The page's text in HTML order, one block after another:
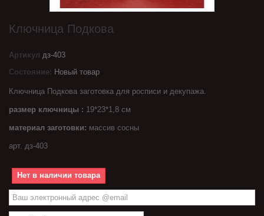
Ключница Подкова
Артикул дз-403
Состояние: Новый товар
Ключница Подкова заготовка для росписи и декупажа.
размер ключницы : 19*23*1,8 см
материал заготовки: массив сосны
арт. дз-403
Нет в наличии товара